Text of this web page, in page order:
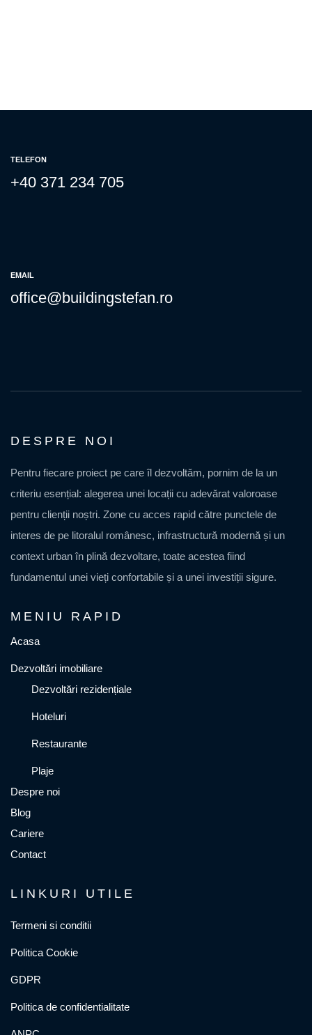
TELEFON
+40 371 234 705
EMAIL
office@buildingstefan.ro
DESPRE NOI
Pentru fiecare proiect pe care îl dezvoltăm, pornim de la un
criteriu esențial: alegerea unei locații cu adevărat valoroase
pentru clienții noștri. Zone cu acces rapid către punctele de
interes de pe litoralul românesc, infrastructură modernă și un
context urban în plină dezvoltare, toate acestea fiind
fundamentul unei vieți confortabile și a unei investiții sigure.
MENIU RAPID
Acasa
Dezvoltări imobiliare
Dezvoltări rezidențiale
Hoteluri
Restaurante
Plaje
Despre noi
Blog
Cariere
Contact
LINKURI UTILE
Termeni si conditii
Politica Cookie
GDPR
Politica de confidentialitate